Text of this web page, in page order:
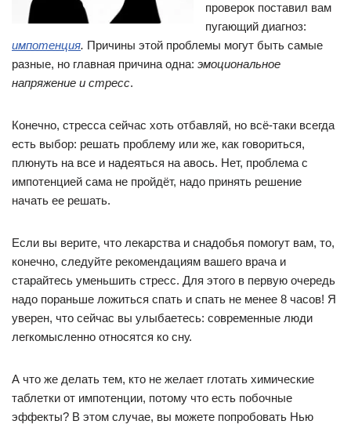
проверок поставил вам
пугающий диагноз:
импотенция. Причины этой проблемы могут быть самые
разные, но главная причина одна: эмоциональное
напряжение и стресс.
Конечно, стресса сейчас хоть отбавляй, но всё-таки всегда
есть выбор: решать проблему или же, как говориться,
плюнуть на все и надеяться на авось. Нет, проблема с
импотенцией сама не пройдёт, надо принять решение
начать ее решать.
Если вы верите, что лекарства и снадобья помогут вам, то,
конечно, следуйте рекомендациям вашего врача и
старайтесь уменьшить стресс. Для этого в первую очередь
надо пораньше ложиться спать и спать не менее 8 часов! Я
уверен, что сейчас вы улыбаетесь: современные люди
легкомысленно относятся ко сну.
А что же делать тем, кто не желает глотать химические
таблетки от импотенции, потому что есть побочные
эффекты? В этом случае, вы можете попробовать Нью